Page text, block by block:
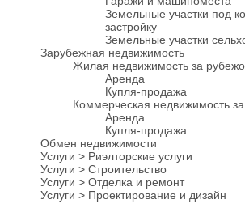
Земельные участки под
застройку
Земельные участки
Зарубежная недвижимость
Жилая недвижимость за
Аренда
Купля-продажа
Коммерческая недвижимость
Аренда
Купля-продажа
Обмен недвижимости
Услуги > Риэлторские услуги
Услуги > Строительство
Услуги > Отделка и ремонт
Услуги > Проектирование и дизайн